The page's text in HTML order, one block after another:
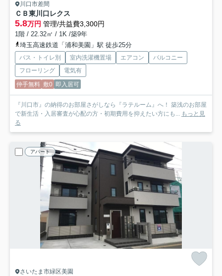
川口市差間
ＣＢ東川口レクス
5.8万円 管理/共益費3,300円
1階 / 22.32㎡ / 1K /築9年
埼玉高速鉄道「浦和美園」駅 徒歩25分
バス・トイレ別 室内洗濯機置場 エアコン
バルコニー
フローリング
電気有
仲手無料 敷0 即入居可
『川口市』の納得のお部屋さがしなら『ラテルーム』へ！ 築浅のお部屋
で新生活・入居審査が心配の方・初期費用を抑えたい方にも... もっと見
る
アパート
さいたま市緑区美園